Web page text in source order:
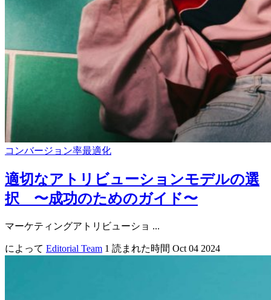
コンバージョン率最適化
適切なアトリビューションモデルの選
択 〜成功のためのガイド〜
マーケティングアトリビューショ ...
によって Editorial Team 1 読まれた時間 Oct 04 2024